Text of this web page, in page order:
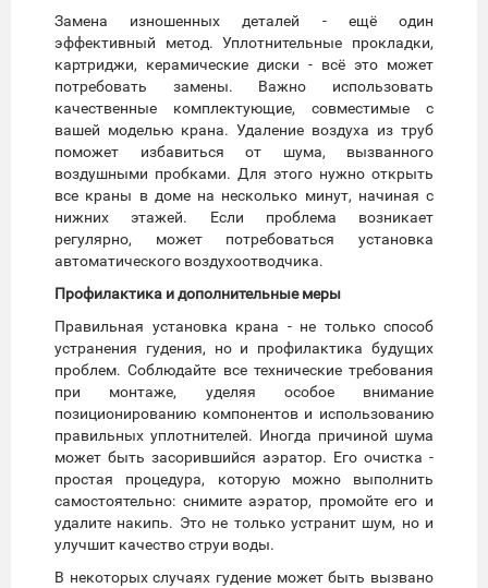
Замена изношенных деталей - ещё один
эффективный метод. Уплотнительные прокладки,
картриджи, керамические диски - всё это может
потребовать замены. Важно использовать
качественные комплектующие, совместимые с
вашей моделью крана. Удаление воздуха из труб
поможет избавиться от шума, вызванного
воздушными пробками. Для этого нужно открыть
все краны в доме на несколько минут, начиная с
нижних этажей. Если проблема возникает
регулярно, может потребоваться установка
автоматического воздухоотводчика.
Профилактика и дополнительные меры
Правильная установка крана - не только способ
устранения гудения, но и профилактика будущих
проблем. Соблюдайте все технические требования
при монтаже, уделяя особое внимание
позиционированию компонентов и использованию
правильных уплотнителей. Иногда причиной шума
может быть засорившийся аэратор. Его очистка -
простая процедура, которую можно выполнить
самостоятельно: снимите аэратор, промойте его и
удалите накипь. Это не только устранит шум, но и
улучшит качество струи воды.
В некоторых случаях гудение может быть вызвано